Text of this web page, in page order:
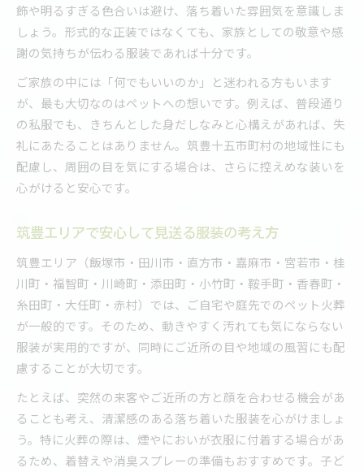
飾や明るすぎる色合いは避け、落ち着いた雰囲気を意識しま
しょう。形式的な正装ではなくても、家族としての敬意や感
謝の気持ちが伝わる服装であれば十分です。
ご家族の中には「何でもいいのか」と迷われる方もいます
が、最も大切なのはペットへの想いです。例えば、普段通り
の私服でも、きちんとした身だしなみと心構えがあれば、失
礼にあたることはありません。筑豊十五市町村の地域性にも
配慮し、周囲の目を気にする場合は、さらに控えめな装いを
心がけると安心です。
筑豊エリアで安心して見送る服装の考え方
筑豊エリア（飯塚市・田川市・直方市・嘉麻市・宮若市・桂
川町・福智町・川崎町・添田町・小竹町・鞍手町・香春町・
糸田町・大任町・赤村）では、ご自宅や庭先でのペット火葬
が一般的です。そのため、動きやすく汚れても気にならない
服装が実用的ですが、同時にご近所の目や地域の風習にも配
慮することが大切です。
たとえば、突然の来客やご近所の方と顔を合わせる機会があ
ることも考え、清潔感のある落ち着いた服装を心がけましょ
う。特に火葬の際は、煙やにおいが衣服に付着する場合があ
るため、着替えや消臭スプレーの準備もおすすめです。子ど